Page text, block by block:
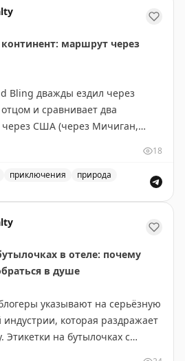
маршрут через
Bling дважды ездил через
и сравнивает два
США (через Мичиган,
— идеален, если спешите. Но
не пейзажи, а люди и
В маленьком городке
в экскурсию по винному
длиннее, но предлагает
красивые виды: озера и леса
Скалистые горы.
дней, посетив малые города
Джо. Если спешите — США
особенно если оставить
18
приключения
природа
в отеле: почему
в душе
указывают на серьёзную
которая раздражает
Этикетки на бутылочках с